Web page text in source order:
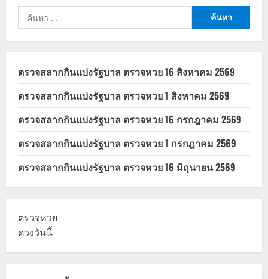
สาบาน
มูลค่า
แตะ
ล้าน
ดอลลาร์
สหรัฐ
ค้นหา
สำหรับ:
ตรวจสลากกินแบ่งรัฐบาล ตรวจหวย 16 สิงหาคม 2569
ตรวจสลากกินแบ่งรัฐบาล ตรวจหวย 1 สิงหาคม 2569
ตรวจสลากกินแบ่งรัฐบาล ตรวจหวย 16 กรกฎาคม 2569
ตรวจสลากกินแบ่งรัฐบาล ตรวจหวย 1 กรกฎาคม 2569
ตรวจสลากกินแบ่งรัฐบาล ตรวจหวย 16 มิถุนายน 2569
ตรวจหวย
ดวงวันนี้